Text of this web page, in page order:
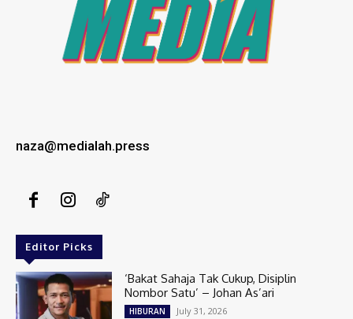
naza@medialah.press
Editor Picks
‘Bakat Sahaja Tak Cukup, Disiplin
Nombor Satu’ – Johan As’ari
HIBURAN July 31, 2026